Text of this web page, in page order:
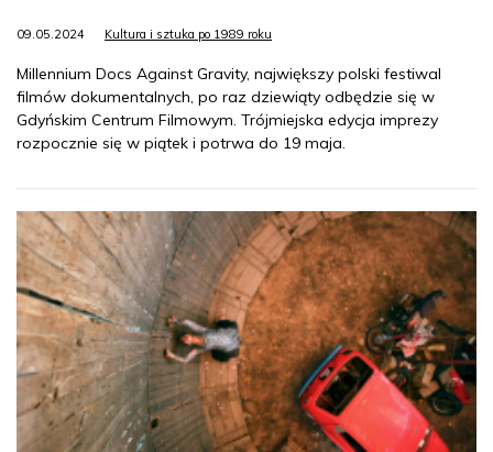
09.05.2024 Kultura i sztuka po 1989 roku
Millennium Docs Against Gravity, największy polski festiwal
filmów dokumentalnych, po raz dziewiąty odbędzie się w
Gdyńskim Centrum Filmowym. Trójmiejska edycja imprezy
rozpocznie się w piątek i potrwa do 19 maja.